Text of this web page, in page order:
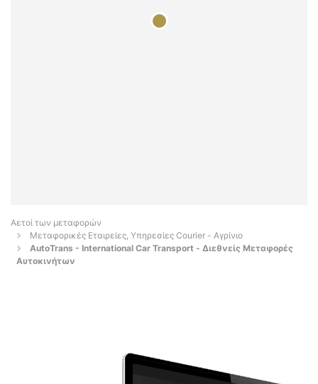
Αετοί των μεταφορών
Μεταφορικές Εταιρείες, Υπηρεσίες Courier - Αγρίνιο
AutoTrans - International Car Transport - Διεθνείς Μεταφορές
Αυτοκινήτων